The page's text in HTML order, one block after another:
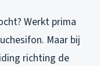
Werkt prima
Maar bij
richting de